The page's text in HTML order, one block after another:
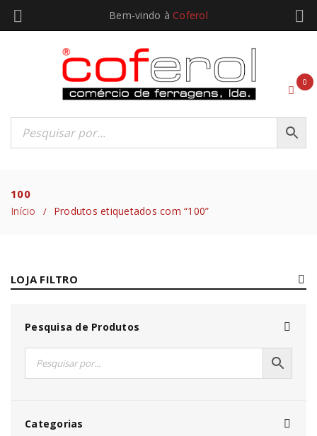
Bem-vindo à Coferol
0
100
Início / Produtos etiquetados com “100”
LOJA FILTRO
Pesquisa de Produtos
Categorias